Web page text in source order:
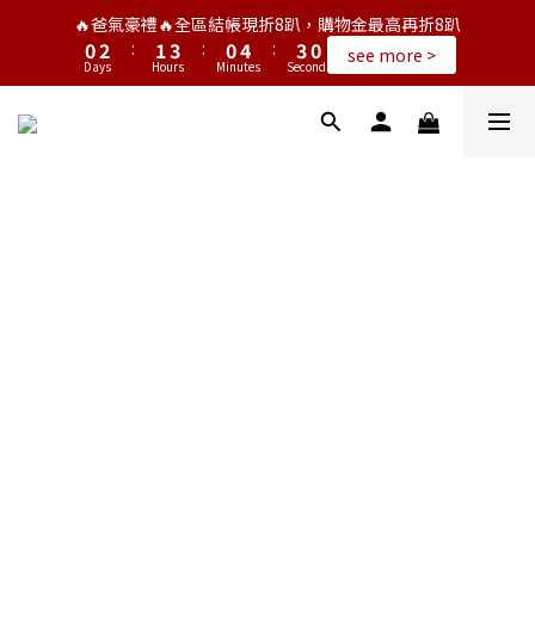
🔥爸氣豪禮🔥全區結帳現折8趴，購物金最高再折8趴
1
0
3
2
1
Days
:
2
1
0
4
3
2
Hours
:
1
0
5
4
3
Minutes
:
4
3
2
1
0
Seconds see more >